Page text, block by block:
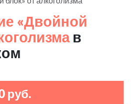
«Двойной
в
руб.